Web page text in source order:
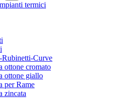
termici
Curve
ottone cromato
ottone giallo
per Rame
zincata